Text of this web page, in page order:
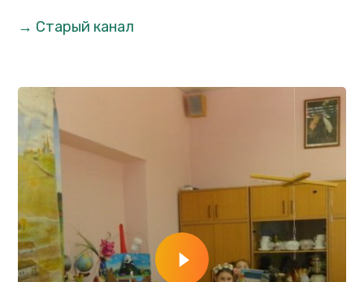
→ Старый канал